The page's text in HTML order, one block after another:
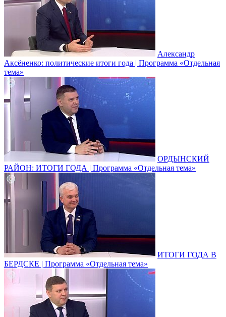
Александр
Аксёненко: политические итоги года | Программа «Отдельная
тема»
ОРДЫНСКИЙ
РАЙОН: ИТОГИ ГОДА | Программа «Отдельная тема»
ИТОГИ ГОДА В
БЕРДСКЕ | Программа «Отдельная тема»